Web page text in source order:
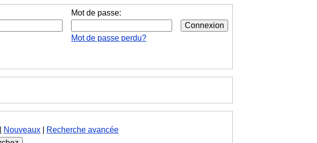
Mot de passe:
Mot de passe perdu?
Nouveaux
Recherche avancée